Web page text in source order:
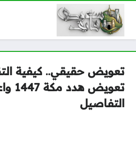
تعويض حقيقي.. كيفية
التفاصيل